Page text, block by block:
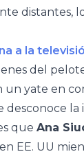
distantes,
a la
del
un yate en
desconoce
que Ana
EE. UU